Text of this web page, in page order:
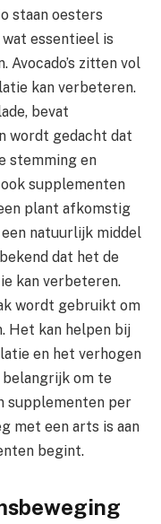
staan oesters
essentieel is
zitten vol
kan verbeteren.
bevat
wordt gedacht dat
stemming en
supplementen
plant afkomstig
natuurlijk middel
dat het de
kan verbeteren.
wordt gebruikt om
Het kan helpen bij
en het verhogen
om te
supplementen per
met een arts is aan
begint.